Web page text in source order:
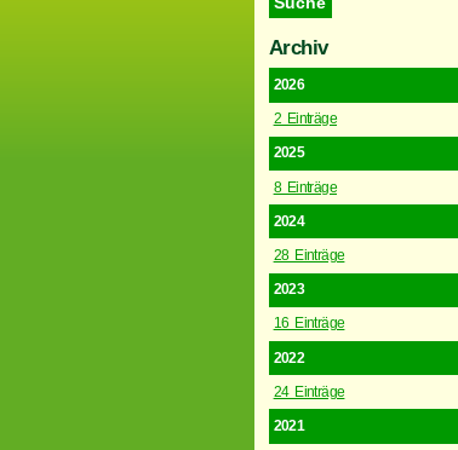
Archiv
2026
2 Einträge
2025
8 Einträge
2024
28 Einträge
2023
16 Einträge
2022
24 Einträge
2021